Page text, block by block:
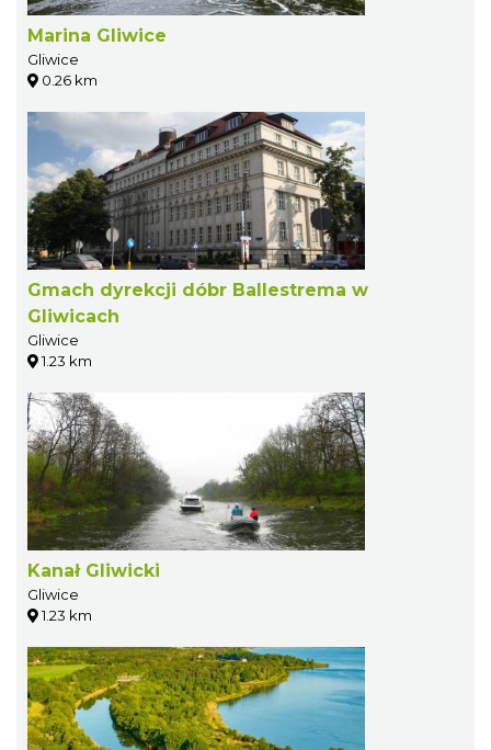
Marina Gliwice
Gliwice
0.26 km
Gmach dyrekcji dóbr Ballestrema w
Gliwicach
Gliwice
1.23 km
Kanał Gliwicki
Gliwice
1.23 km